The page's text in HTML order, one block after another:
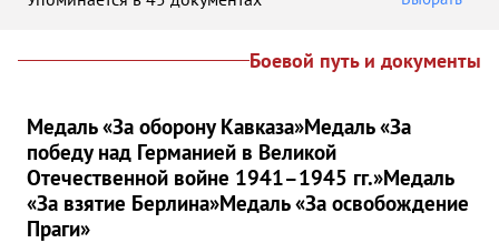
Боевой путь и документы
Медаль «За оборону Кавказа»Медаль «За
победу над Германией в Великой
Отечественной войне 1941–1945 гг.»Медаль
«За взятие Берлина»Медаль «За освобождение
Праги»